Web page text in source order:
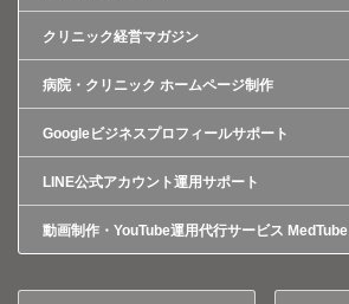
クリニック経営マガジン
病院・クリニック ホームページ制作
Googleビジネスプロフィールサポート
LINE公式アカウント運用サポート
動画制作・YouTube運用代行サービス MedTube